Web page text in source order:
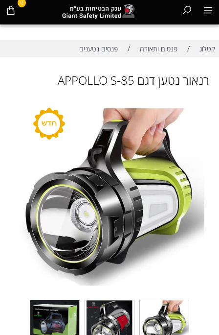
0
קטלוג / פנסים ותאורה / פנסים נטענים
רנאור נטען דגם APPOLLO S-85